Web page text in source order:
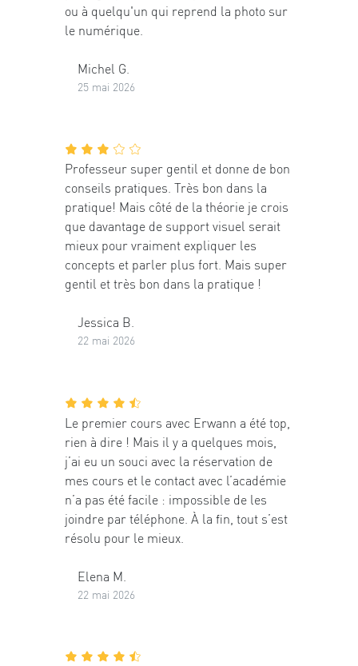
ou à quelqu'un qui reprend la photo sur
le numérique.
Michel G.
25 mai 2026
Professeur super gentil et donne de bon
conseils pratiques. Très bon dans la
pratique! Mais côté de la théorie je crois
que davantage de support visuel serait
mieux pour vraiment expliquer les
concepts et parler plus fort. Mais super
gentil et très bon dans la pratique !
Jessica B.
22 mai 2026
Le premier cours avec Erwann a été top,
rien à dire ! Mais il y a quelques mois,
j’ai eu un souci avec la réservation de
mes cours et le contact avec l’académie
n’a pas été facile : impossible de les
joindre par téléphone. À la fin, tout s’est
résolu pour le mieux.
Elena M.
22 mai 2026